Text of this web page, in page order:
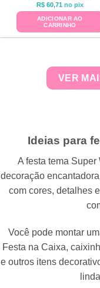
R$ 60,71 no pix
ADICIONAR AO
CARRINHO
VER
Ideias para
A festa tema
decoração
com cores, detalhes
Você pode montar
Festa na Caixa,
e outros itens